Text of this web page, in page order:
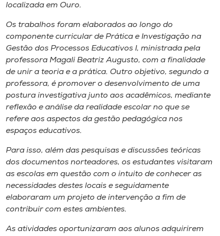
localizada em Ouro.
Os trabalhos foram elaborados ao longo ​do
componente curricular de Prática e Investigação na
Gestão dos Processos Educativos I, ministrada pela
professora Magali Beatriz Augusto, com a finalidade
de unir a teoria e a prática. Outro objetivo, segundo a
professora, é promover o desenvolvimento de uma
postura investigativa junto aos acadêmicos, mediante
reflexão e análise da realidade escolar no que se
refere aos aspectos da gestão pedagógica nos
espaços educativos.
Para isso, além das pesquisas e discussões teóricas
dos documentos norteadores, os estudantes visitaram
as escolas em questão​ com o intuito de conhecer as
necessidades destes locais e seguidamente
elaboraram um projeto de intervenção a fim de
contribuir com estes ambientes.
As atividades oportunizaram aos alunos adquirirem